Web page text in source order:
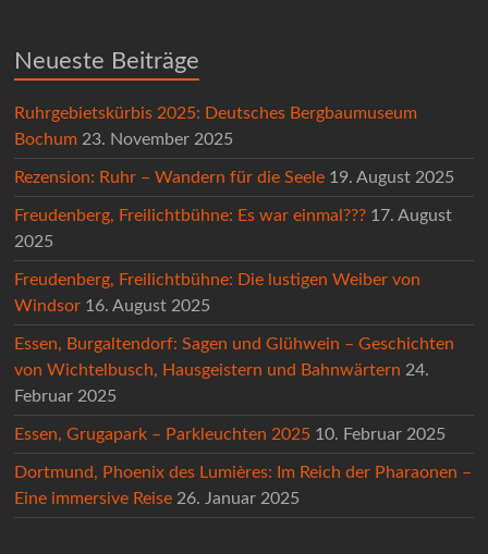
Neueste Beiträge
Ruhrgebietskürbis 2025: Deutsches Bergbaumuseum
Bochum 23. November 2025
Rezension: Ruhr – Wandern für die Seele 19. August 2025
Freudenberg, Freilichtbühne: Es war einmal??? 17. August
2025
Freudenberg, Freilichtbühne: Die lustigen Weiber von
Windsor 16. August 2025
Essen, Burgaltendorf: Sagen und Glühwein – Geschichten
von Wichtelbusch, Hausgeistern und Bahnwärtern 24.
Februar 2025
Essen, Grugapark – Parkleuchten 2025 10. Februar 2025
Dortmund, Phoenix des Lumières: Im Reich der Pharaonen –
Eine immersive Reise 26. Januar 2025